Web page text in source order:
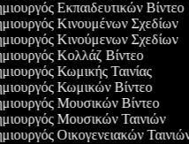
Εκπαιδευτικών Βίντεο
Κινουμένων Σχεδίων
Κινούμενων Σχεδίων
Κολλάζ Βίντεο
Κωμικής Ταινίας
Κωμικών Βίντεο
Μουσικών Βίντεο
Μουσικών Ταινιών
Οικογενειακών Ταινιών